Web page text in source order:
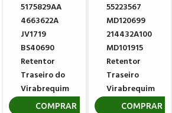
5175829AA
4663622A
JV1719
BS40690
Retentor
Traseiro do
Virabrequim
do Motor
COMPRAR
55223567
MD120699
214432A100
MD101915
Retentor
Traseiro
Virabrequim
MITSUBISHI
COMPRAR